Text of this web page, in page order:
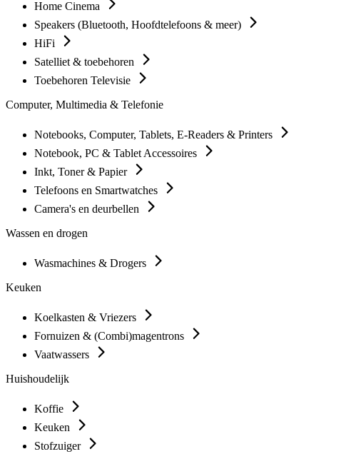
Home Cinema
Speakers (Bluetooth, Hoofdtelefoons & meer)
HiFi
Satelliet & toebehoren
Toebehoren Televisie
Computer, Multimedia & Telefonie
Notebooks, Computer, Tablets, E-Readers & Printers
Notebook, PC & Tablet Accessoires
Inkt, Toner & Papier
Telefoons en Smartwatches
Camera's en deurbellen
Wassen en drogen
Wasmachines & Drogers
Keuken
Koelkasten & Vriezers
Fornuizen & (Combi)magentrons
Vaatwassers
Huishoudelijk
Koffie
Keuken
Stofzuiger